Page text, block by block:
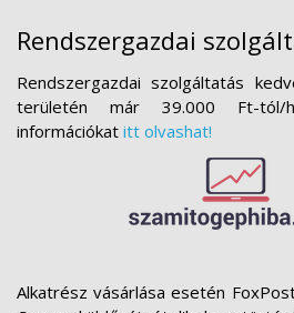
Rendszergazdai
Rendszergazdai szolgáltatás
területén már 39.000 Ft-tól/
információkat itt olvashat!
Alkatrész vásárlása esetén